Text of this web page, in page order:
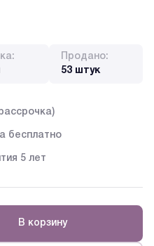
Продано:
53 штук
бесплатно
5 лет
В корзину